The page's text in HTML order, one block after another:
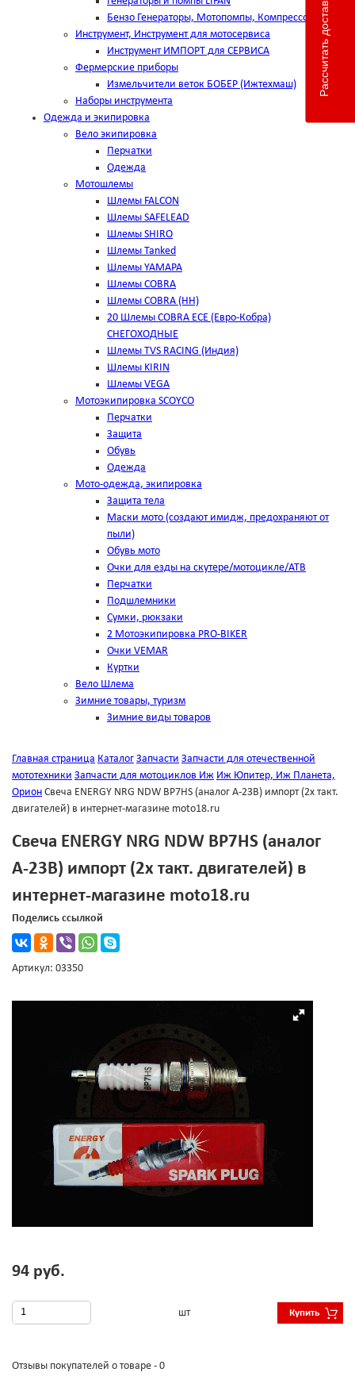
Бензо Генераторы, Мотопомпы, Компрессоры
Инструмент, Инструмент для мотосервиса
Инструмент ИМПОРТ для СЕРВИСА
Фермерские приборы
Измельчители веток БОБЕР (Ижтехмаш)
Наборы инструмента
Одежда и экипировка
Вело экипировка
Перчатки
Одежда
Мотошлемы
Шлемы FALCON
Шлемы SAFELEAD
Шлемы SHIRO
Шлемы Tanked
Шлемы YAMAPA
Шлемы COBRA
Шлемы COBRA (HH)
20 Шлемы COBRA ECE (Евро-Кобра)
СНЕГОХОДНЫЕ
Шлемы TVS RACING (Индия)
Шлемы KIRIN
Шлемы VEGA
Мотоэкипировка SCOYCO
Перчатки
Защита
Обувь
Одежда
Мото-одежда, экипировка
Защита тела
Маски мото (создают имидж, предохраняют от
пыли)
Обувь мото
Очки для езды на скутере/мотоцикле/АТВ
Перчатки
Подшлемники
Сумки, рюкзаки
2 Мотоэкипировка PRO-BIKER
Очки VEMAR
Куртки
Вело Шлема
Зимние товары, туризм
Зимние виды товаров
Главная страница Каталог Запчасти Запчасти для отечественной
мототехники Запчасти для мотоциклов Иж Иж Юпитер, Иж Планета,
Орион Свеча ENERGY NRG NDW BP7HS (аналог А-23В) импорт (2х такт.
двигателей) в интернет-магазине moto18.ru
Свеча ENERGY NRG NDW BP7HS (аналог
А-23В) импорт (2х такт. двигателей) в
интернет-магазине moto18.ru
Поделись ссылкой
Артикул: 03350
94 руб.
шт Купить
Отзывы покупателей о товаре - 0
Рассчитать доставку